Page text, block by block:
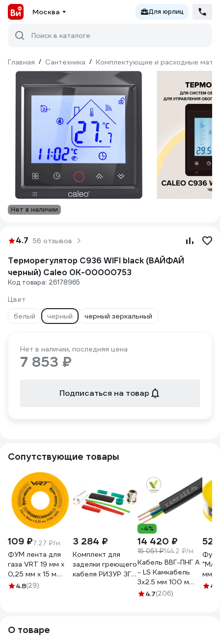
Москва Для юрлиц
Поиск в каталоге
Главная / Сантехника / Комплектующие и расходные
Нет в наличии
4.7 56 отзывов
Терморегулятор C936 WIFI black (ВАЙФАЙ
черный) Caleo 0К-00000753
Код товара: 26178965
Цвет
белый
черный черный зеркальный
Нет в наличии, последняя цена
7 853 ₽
Подписаться на товар
Сопутствующие товары
109 ₽7.27 ₽/м
ФУМ лента для
газа VRT 19 мм х
0,25 мм х 15 м
530756
4.8(29)
3 284 ₽
Комплект для
заделки греющего
кабеля РИЗУР ЗГК
-4%
14 420 ₽
15 051 ₽144.2 ₽/м
Кабель ВВГ-ПНГ А
- LS Камкабель
3x2.5 мм 100 м
ГОСТ
4.7(206)
52
4.8
О товаре